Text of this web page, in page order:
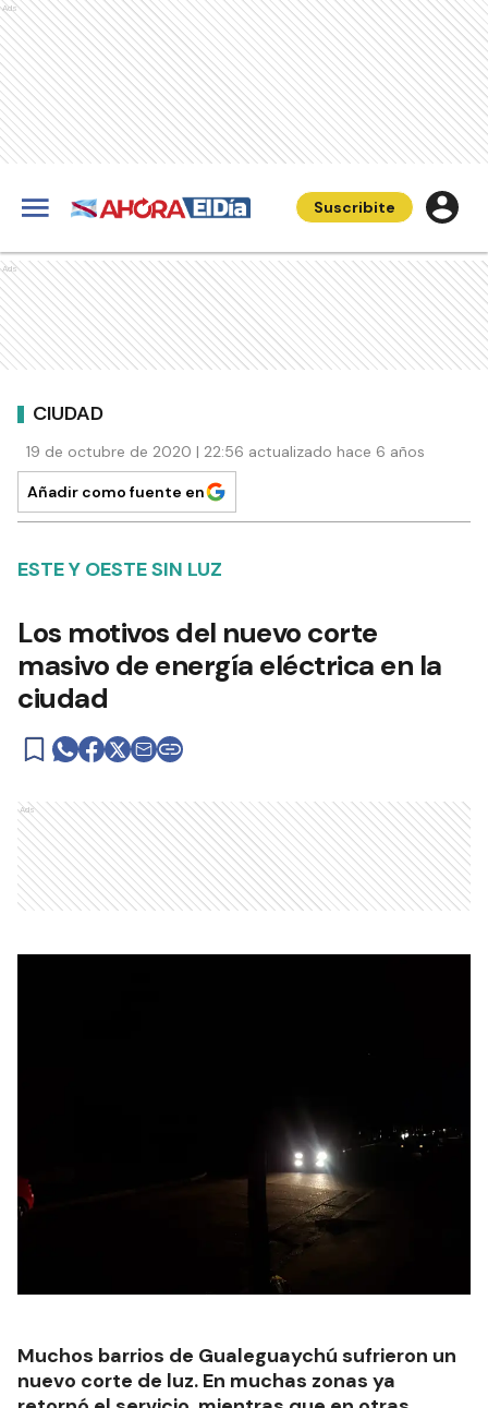
Ads
Suscribite
Ads
CIUDAD
19 de octubre de 2020 | 22:56 actualizado hace 6 años
Añadir como fuente en
ESTE Y OESTE SIN LUZ
Los motivos del nuevo corte
masivo de energía eléctrica en la
ciudad
Ads
Muchos barrios de Gualeguaychú sufrieron un
nuevo corte de luz. En muchas zonas ya